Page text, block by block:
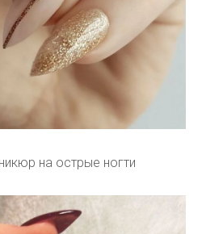
на острые ногти